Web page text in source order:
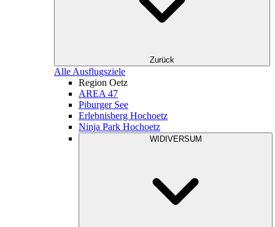
Zurück
Alle Ausflugsziele
Region Oetz
AREA 47
Piburger See
Erlebnisberg Hochoetz
Ninja Park Hochoetz
WIDIVERSUM